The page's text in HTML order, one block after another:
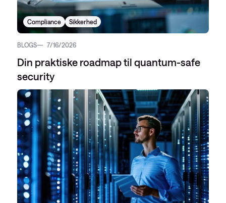
Compliance Sikkerhed
BLOGS 7/16/2026
Din praktiske roadmap til quantum-safe
security